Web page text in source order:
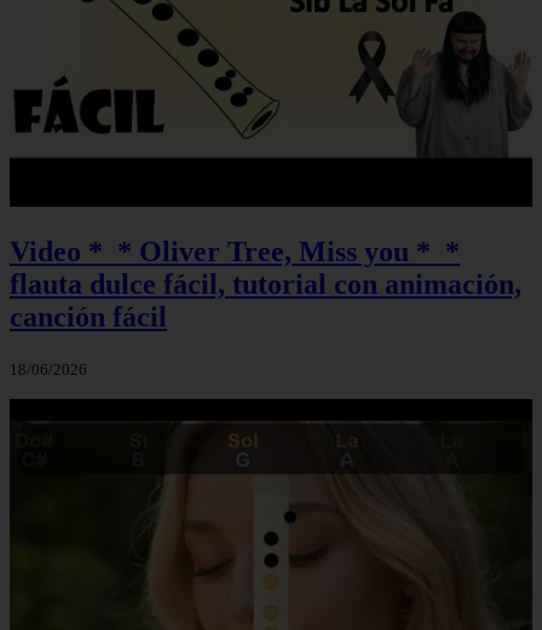
Video *_* Oliver Tree, Miss you *_*
flauta dulce fácil, tutorial con animación,
canción fácil
18/06/2026